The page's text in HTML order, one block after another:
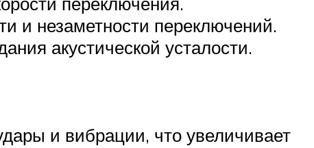
и незаметности переключений.
акустической усталости.
и вибрации, что увеличивает